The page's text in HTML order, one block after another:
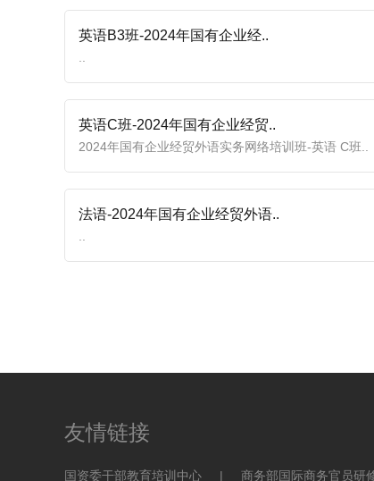
英语B3班-2024年国有企业经..
英语C班-2024年国有企业经贸..
2024年国有企业经贸外语实务网络培训班-英语 C班..
法语-2024年国有企业经贸外语..
友情链接
国资委干部教育培训中心 | 商务部国际商务官员研